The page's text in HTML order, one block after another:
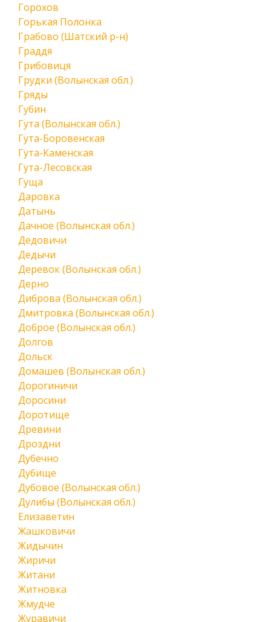
Горохов
Горькая Полонка
Грабово (Шатский р-н)
Граддя
Грибовиця
Грудки (Волынская обл.)
Гряды
Губин
Гута (Волынская обл.)
Гута-Боровенская
Гута-Каменская
Гута-Лесовская
Гуща
Даровка
Датынь
Дачное (Волынская обл.)
Дедовичи
Дедычи
Деревок (Волынская обл.)
Дерно
Диброва (Волынская обл.)
Дмитровка (Волынская обл.)
Доброе (Волынская обл.)
Долгов
Дольск
Домашев (Волынская обл.)
Дорогиничи
Доросини
Доротище
Древини
Дроздни
Дубечно
Дубище
Дубовое (Волынская обл.)
Дулибы (Волынская обл.)
Елизаветин
Жашковичи
Жидычин
Жиричи
Житани
Житновка
Жмудче
Журавичи